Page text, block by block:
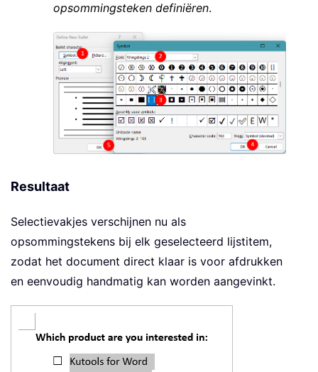
opsommingsteken definiëren.
Resultaat
Selectievakjes verschijnen nu als
opsommingstekens bij elk geselecteerd lijstitem,
zodat het document direct klaar is voor afdrukken
en eenvoudig handmatig kan worden aangevinkt.